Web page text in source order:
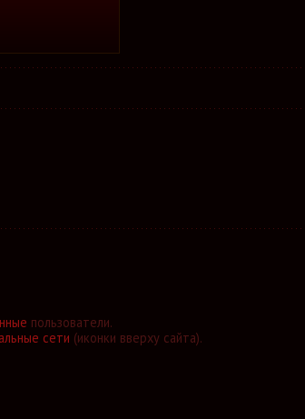
пользователи.
сети (иконки вверху сайта).